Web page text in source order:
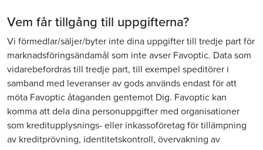
Vem får tillgång till uppgifterna?
Vi förmedlar/säljer/byter inte dina uppgifter till tredje part för
marknadsföringsändamål som inte avser Favoptic. Data som
vidarebefordras till tredje part, till exempel speditörer i
samband med leveranser av gods används endast för att
möta Favoptic åtaganden gentemot Dig. Favoptic kan
komma att dela dina personuppgifter med organisationer
som kreditupplysnings- eller inkassoföretag för tillämpning
av kreditprövning, identitetskontroll, övervakning av